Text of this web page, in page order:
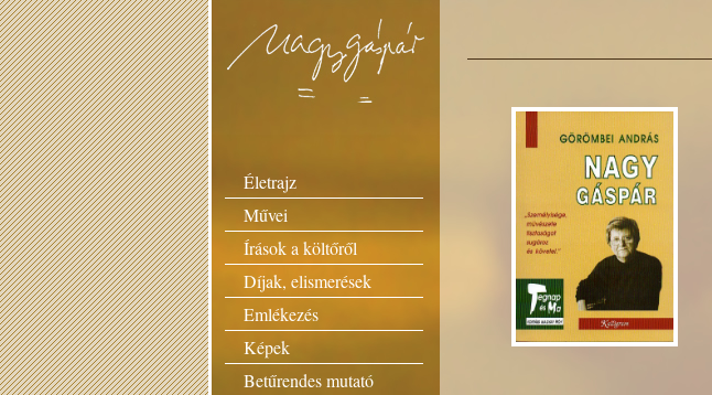
Életrajz
Művei
Írások a költőről
Díjak, elismerések
Emlékezés
Képek
Betűrendes mutató